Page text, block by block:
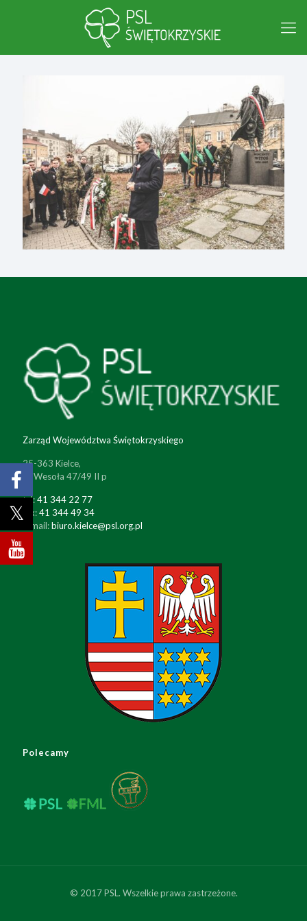
Zarząd Województwa Świętokrzyskiego
25-363 Kielce,
ul. Wesoła 47/49 II p
tel:41 344 22 77
fax:41 344 49 34
e-mail:biuro.kielce@psl.org.pl
Polecamy
© 2017 PSL. Wszelkie prawa zastrzeżone.